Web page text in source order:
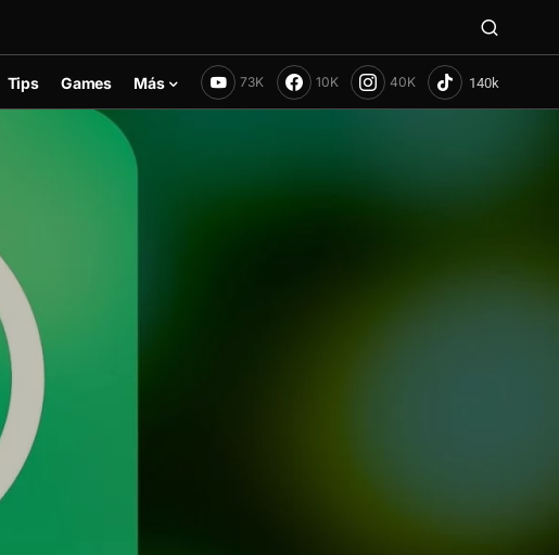
Tips Games Más 73K 10K 40K